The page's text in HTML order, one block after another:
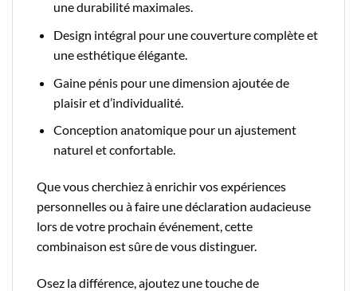
une durabilité maximales.
Design intégral pour une couverture complète et
une esthétique élégante.
Gaine pénis pour une dimension ajoutée de
plaisir et d’individualité.
Conception anatomique pour un ajustement
naturel et confortable.
Que vous cherchiez à enrichir vos expériences
personnelles ou à faire une déclaration audacieuse
lors de votre prochain événement, cette
combinaison est sûre de vous distinguer.
Osez la différence, ajoutez une touche de